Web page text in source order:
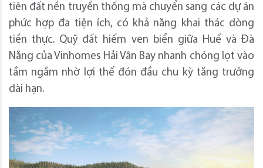
tiên đất nền truyền thống mà chuyển sang các dự án
phức hợp đa tiện ích, có khả năng khai thác dòng
tiền thực. Quỹ đất hiếm ven biển giữa Huế và Đà
Nẵng của Vinhomes Hải Vân Bay nhanh chóng lọt vào
tầm ngắm nhờ lợi thế đón đầu chu kỳ tăng trưởng
dài hạn.